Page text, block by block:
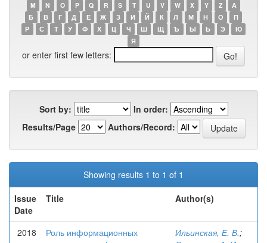
M
N O P Q R S T U V W X Y Z
А
Б
В Г Д Е Ж З И Й К Л М Н О
П
Р
С Т У Ф Х Ц Ч Ш Щ Ъ Ы Ь Э
Ю
Я
or enter first few letters:
Sort by:
In order:
Results/Page
Authors/Record:
Showing results 1 to 1 of 1
Issue
Date
Title Author(s)
2018
Роль информационных
Ильинская, Е. В.;